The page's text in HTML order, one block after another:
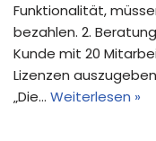
Funktionalität,
bezahlen. 2.
Kunde mit 20
Lizenzen
„Die… Weiterlesen »